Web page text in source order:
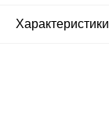
Характеристики